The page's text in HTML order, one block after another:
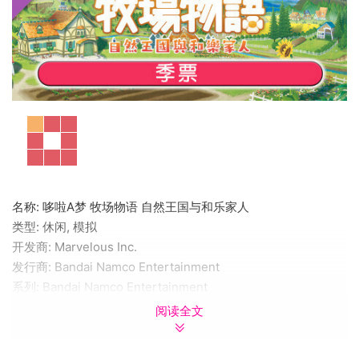
名称: 哆啦A梦 牧场物语 自然王国与和乐家人
类型: 休闲, 模拟
开发商: Marvelous Inc.
发行商: Bandai Namco Entertainment
系列: Bandai Namco Entertainment
发行日期: 2022 年 11 月 2 日阅读全文